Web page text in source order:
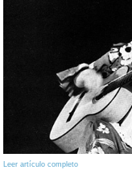
Leer artículo completo